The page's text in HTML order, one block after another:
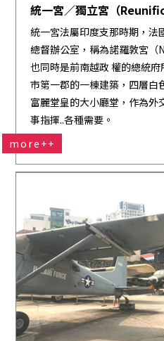
統一宮／獨立宮（
統一宮法屬印度支那時期，法
總督辦公室，稱為諾羅敦宮
也同時是前南越政 權的總統
市第一郡的一棟建築，四層白
富麗堂皇的大小廳堂，作為外
事指揮..各種需要。
more++